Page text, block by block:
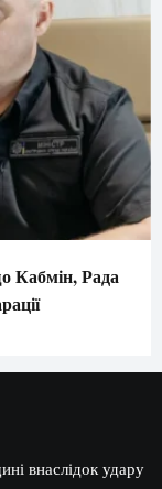
Кабмін, Рада
внаслідок удару